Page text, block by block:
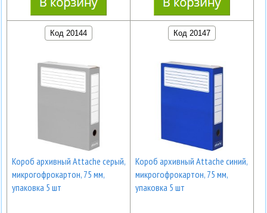
Код 20144
Короб архивный Attache серый,
микрогофрокартон, 75 мм,
упаковка 5 шт
Код 20147
Короб архивный Attache синий,
микрогофрокартон, 75 мм,
упаковка 5 шт